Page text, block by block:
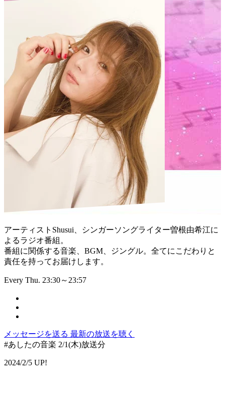
アーティストShusui、シンガーソングライター曽根由希江に
よるラジオ番組。
番組に関係する音楽、BGM、ジングル。全てにこだわりと
責任を持ってお届けします。
Every Thu. 23:30～23:57
メッセージを送る 最新の放送を聴く
#あしたの音楽 2/1(木)放送分
2024/2/5 UP!